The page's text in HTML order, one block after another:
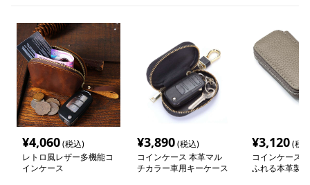
¥4,060(税込)
レトロ風レザー多機能コ
インケース
¥3,890(税込)
コインケース 本革マル
チカラー車用キーケース
¥3,120(税
コインケース
ふれる本革製